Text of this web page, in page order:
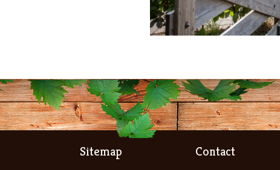
Sitemap Contact